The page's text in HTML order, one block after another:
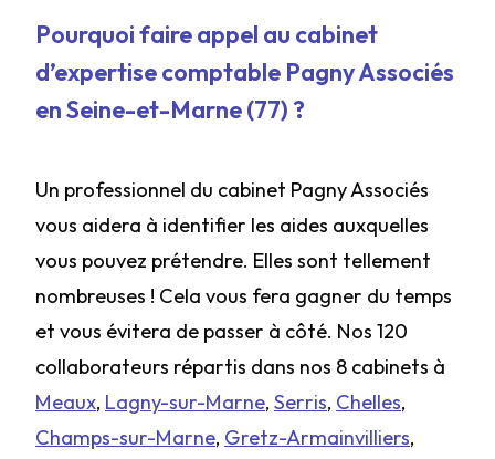
Pourquoi faire appel au cabinet
d’expertise comptable Pagny Associés
en Seine-et-Marne (77) ?
Un professionnel du cabinet Pagny Associés
vous aidera à identifier les aides auxquelles
vous pouvez prétendre. Elles sont tellement
nombreuses ! Cela vous fera gagner du temps
et vous évitera de passer à côté. Nos 120
collaborateurs répartis dans nos 8 cabinets à
Meaux, Lagny-sur-Marne, Serris, Chelles,
Champs-sur-Marne, Gretz-Armainvilliers,